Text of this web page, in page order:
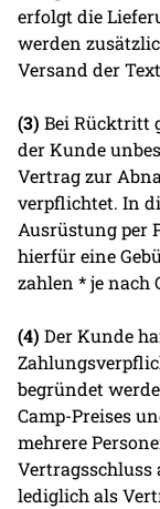
erfolgt die
werden
Versand der
(3) Bei Rücktritt
der Kunde
Vertrag zur
verpflichtet. In
Ausrüstung per
hierfür eine
zahlen * je nach
(4) Der Kunde
begründet
Camp-Preises
mehrere
lediglich als